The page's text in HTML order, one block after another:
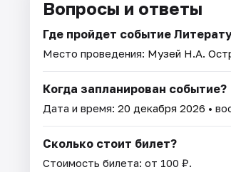
Вопросы и ответы
Где пройдет событие
Место проведения: Музей Н.А.
Когда запланирован событие?
Дата и время: 20 декабря 2026 •
Сколько стоит билет?
Стоимость билета: от 100 ₽.